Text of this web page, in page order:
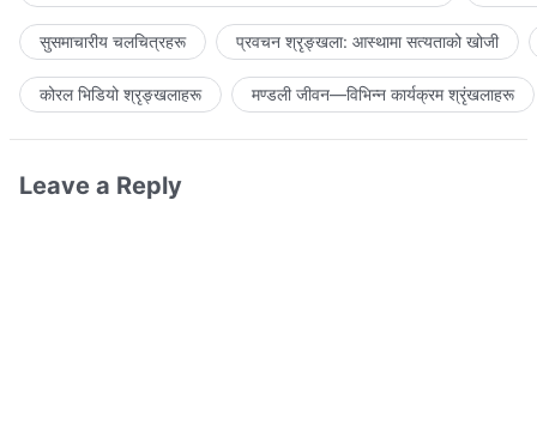
सुसमाचारीय चलचित्रहरू प्रवचन श्रृङ्खला: आस्थामा सत्यताको खोजी
कोरल भिडियो श्रृङ्खलाहरू मण्डली जीवन—विभिन्‍न कार्यक्रम श्रृंखलाहरू
Leave a Reply